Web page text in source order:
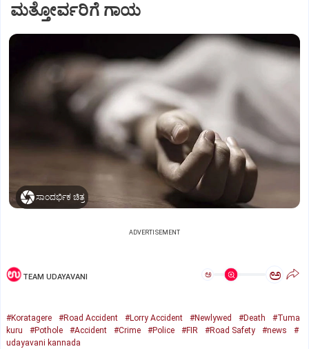
ಮತ್ತೋರ್ವರಿಗೆ ಗಾಯ
ಸಾಂದರ್ಭಿಕ ಚಿತ್ರ
ADVERTISEMENT
TEAM UDAYAVANI ಅ ಅ
#Koratagere #Road Accident #Lorry Accident #Newlywed #Death
#Tuma
kuru
#Pothole #Accident #Crime #Police #FIR #Road Safety #news
#
udayavani kannada